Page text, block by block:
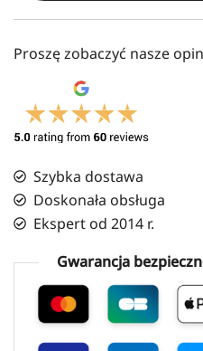
Proszę zobaczyć nasze
Szybka dostawa
Doskonała obsługa
Ekspert od 2014 r.
Gwarancja